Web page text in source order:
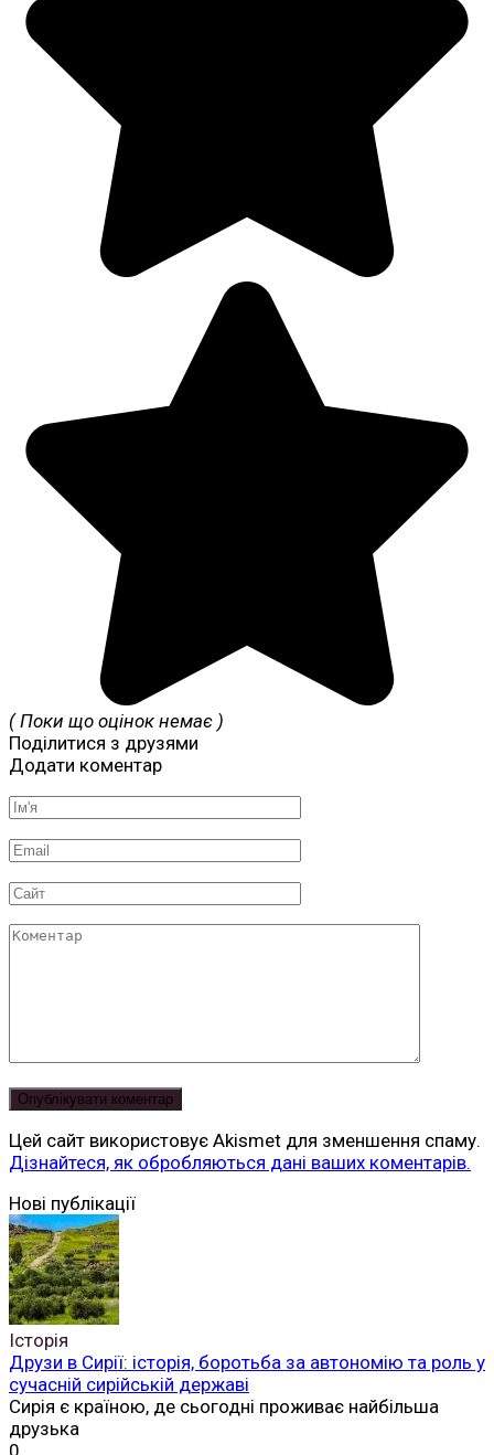
( Поки що оцінок немає )
Поділитися з друзями
Додати коментар
Ім'я
*
Email
*
Сайт
Коментар
Цей сайт використовує Akismet для зменшення спаму.
Дізнайтеся, як обробляються дані ваших коментарів.
Читай
Нові публікації
Історія
Друзи в Сирії: історія, боротьба за автономію та роль у
сучасній сирійській державі
Сирія є країною, де сьогодні проживає найбільша
друзька
0